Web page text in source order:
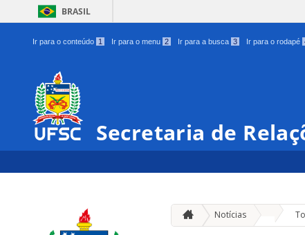
BRASIL
Ir para o conteúdo 1 Ir para o menu 2 Ir para a busca 3 Ir para o rodapé
Secretaria de
Notícias